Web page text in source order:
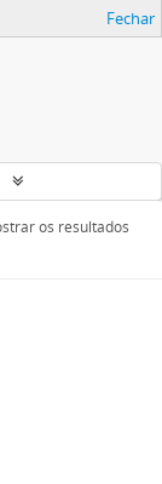
Fechar
os resultados